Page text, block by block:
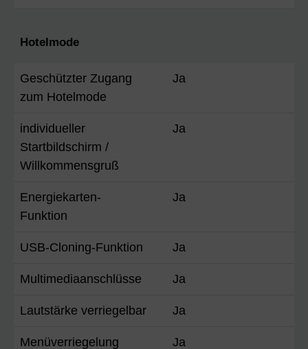
Hotelmode
Geschützter Zugang
zum Hotelmode
Ja
individueller
Startbildschirm /
Willkommensgruß
Ja
Energiekarten-
Funktion
Ja
USB-Cloning-Funktion Ja
Multimediaanschlüsse Ja
Lautstärke verriegelbar Ja
Menüverriegelung Ja